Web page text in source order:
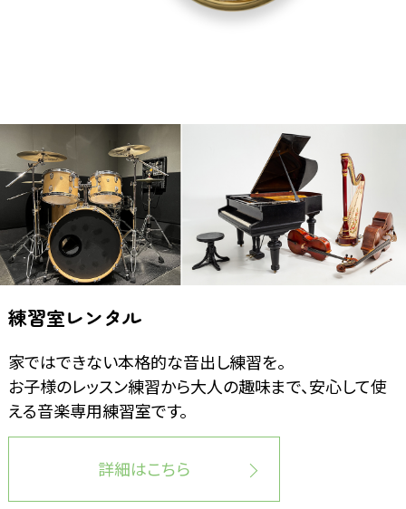
練習室レンタル
家ではできない本格的な音出し練習を。
お子様のレッスン練習から大人の趣味まで、安心して使
える音楽専用練習室です。
詳細はこちら